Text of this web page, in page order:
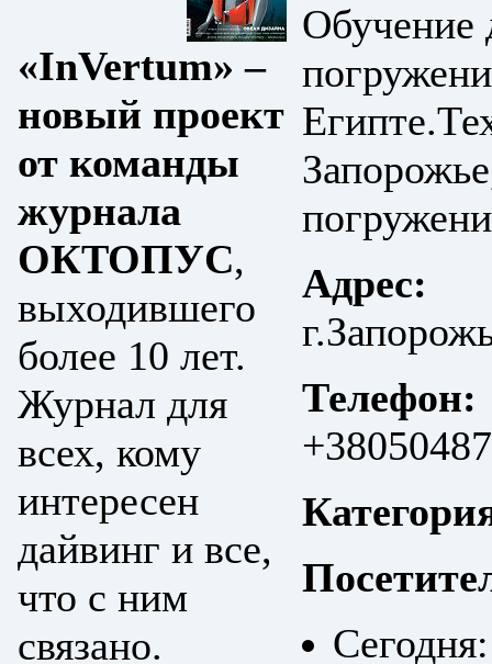
«InVertum» –
новый проект
от команды
журнала
ОКТОПУС,
выходившего
более 10 лет.
Журнал для
всех, кому
интересен
дайвинг и все,
что с ним
связано.
Обучение
Адрес:
Телефон: